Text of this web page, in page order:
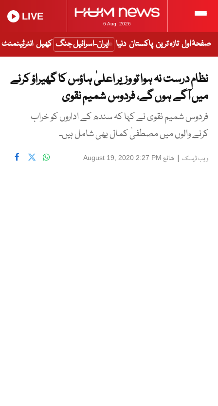
6 Aug, 2026
LIVE
صفحۂ اول تازہ ترین پاکستان دنیا ایران-اسرائیل جنگ کھیل انٹرٹینمنٹ
نظام درست نہ ہوا تو وزیر اعلیٰ ہاؤس کا گھیراؤ کرنے
میں آگے ہوں گے، فردوس شمیم نقوی
فردوس شمیم نقوی نے کہا کہ سندھ کے اداروں کو خراب
کرنے والوں میں مصطفیٰ کمال بھی شامل ہیں۔
ویب ڈیسک | شائع August 19, 2020 2:27 PM